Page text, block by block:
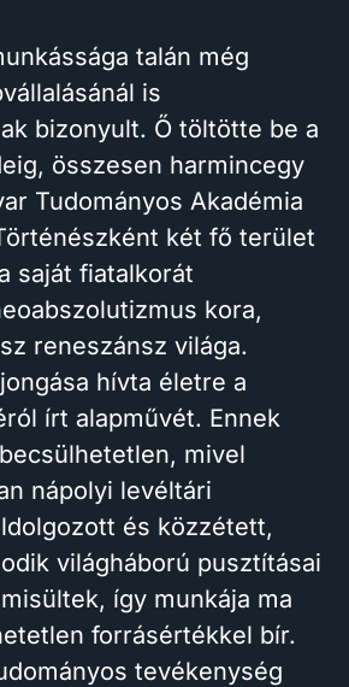
talán még
is
bizonyult. Ő töltötte be a
összesen harmincegy
Tudományos Akadémia
két fő terület
saját fiatalkorát
kora,
reneszánsz világa.
hívta életre a
írt alapművét. Ennek
mivel
nápolyi levéltári
és közzétett,
világháború pusztításai
így munkája ma
forrásértékkel bír.
tevékenység